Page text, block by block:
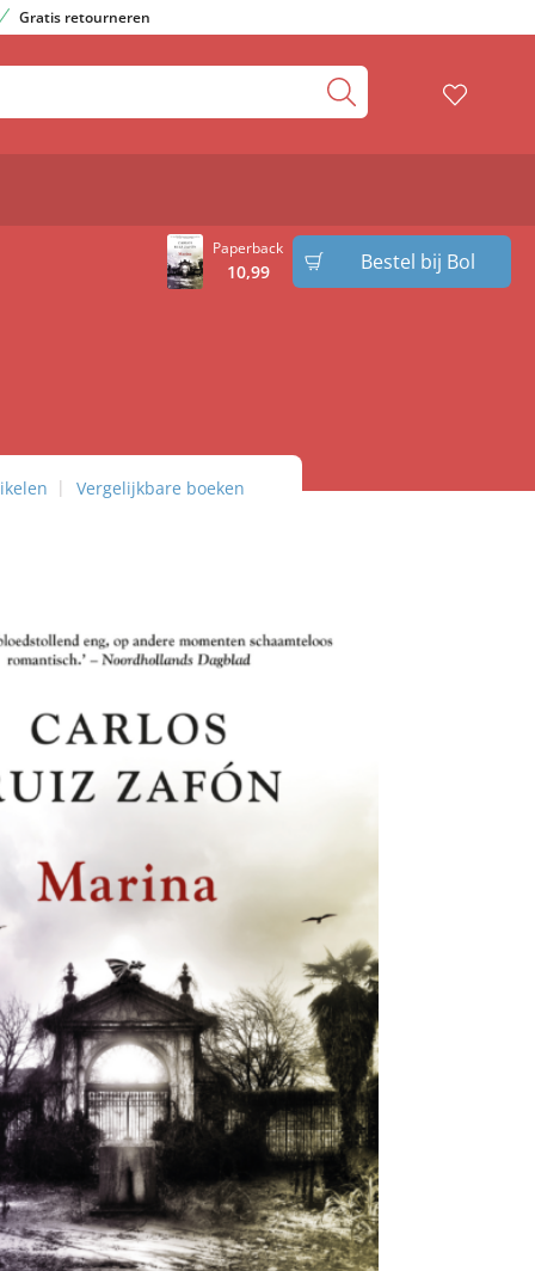
Gratis retourneren
Paperback
10,99 Bestel bij Bol
Vergelijkbare boeken